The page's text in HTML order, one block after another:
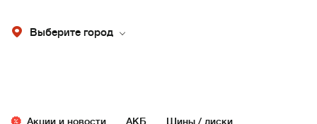
Выберите город
Акции и новости АКБ
Шины / диски